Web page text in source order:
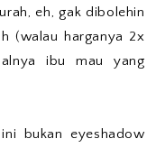
eh, gak dibolehin
(walau harganya 2x
ibu mau yang
bukan eyeshadow